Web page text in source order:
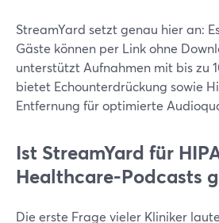
StreamYard setzt genau hier an:
Gäste können per Link ohne
unterstützt Aufnahmen mit bis zu
bietet Echounterdrückung sowie
Entfernung für optimierte
Ist StreamYard für
Healthcare-Podcasts
Die erste Frage vieler Kliniker